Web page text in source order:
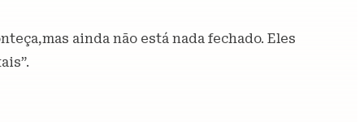
ainda não está nada fechado. Eles